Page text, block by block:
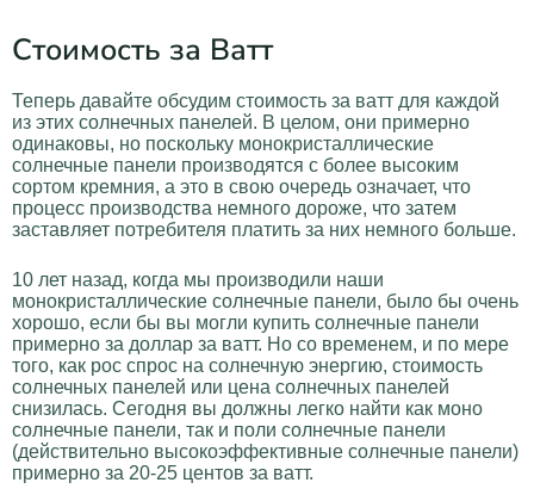
Стоимость за Ватт
Теперь давайте обсудим стоимость за ватт для каждой
из этих солнечных панелей. В целом, они примерно
одинаковы, но поскольку монокристаллические
солнечные панели производятся с более высоким
сортом кремния, а это в свою очередь означает, что
процесс производства немного дороже, что затем
заставляет потребителя платить за них немного больше.
10 лет назад, когда мы производили наши
монокристаллические солнечные панели, было бы очень
хорошо, если бы вы могли купить солнечные панели
примерно за доллар за ватт. Но со временем, и по мере
того, как рос спрос на солнечную энергию, стоимость
солнечных панелей или цена солнечных панелей
снизилась. Сегодня вы должны легко найти как моно
солнечные панели, так и поли солнечные панели
(действительно высокоэффективные солнечные панели)
примерно за 20-25 центов за ватт.